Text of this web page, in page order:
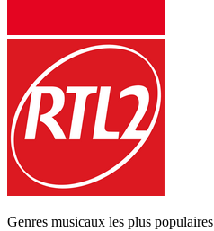
Genres musicaux les plus populaires